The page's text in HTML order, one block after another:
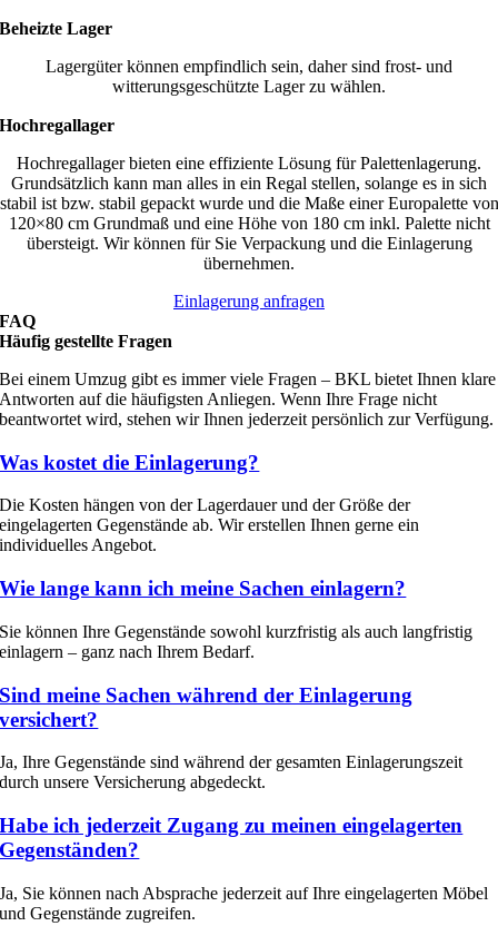
Beheizte Lager
Lagergüter können empfindlich sein, daher sind frost- und
witterungsgeschützte Lager zu wählen.
Hochregallager
Hochregallager bieten eine effiziente Lösung für Palettenlagerung.
Grundsätzlich kann man alles in ein Regal stellen, solange es in sich
stabil ist bzw. stabil gepackt wurde und die Maße einer Europalette von
120×80 cm Grundmaß und eine Höhe von 180 cm inkl. Palette nicht
übersteigt. Wir können für Sie Verpackung und die Einlagerung
übernehmen.
Einlagerung anfragen
FAQ
Häufig gestellte Fragen
Bei einem Umzug gibt es immer viele Fragen – BKL bietet Ihnen klare
Antworten auf die häufigsten Anliegen. Wenn Ihre Frage nicht
beantwortet wird, stehen wir Ihnen jederzeit persönlich zur Verfügung.
Was kostet die Einlagerung?
Die Kosten hängen von der Lagerdauer und der Größe der
eingelagerten Gegenstände ab. Wir erstellen Ihnen gerne ein
individuelles Angebot.
Wie lange kann ich meine Sachen einlagern?
Sie können Ihre Gegenstände sowohl kurzfristig als auch langfristig
einlagern – ganz nach Ihrem Bedarf.
Sind meine Sachen während der Einlagerung
versichert?
Ja, Ihre Gegenstände sind während der gesamten Einlagerungszeit
durch unsere Versicherung abgedeckt.
Habe ich jederzeit Zugang zu meinen eingelagerten
Gegenständen?
Ja, Sie können nach Absprache jederzeit auf Ihre eingelagerten Möbel
und Gegenstände zugreifen.